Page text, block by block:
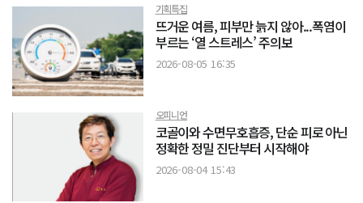
기획특집
뜨거운 여름, 피부만 늙지 않아...폭염이
부르는 ‘열 스트레스’ 주의보
2026-08-05 16:35
오피니언
코골이와 수면무호흡증, 단순 피로 아닌
정확한 정밀 진단부터 시작해야
2026-08-04 15:43